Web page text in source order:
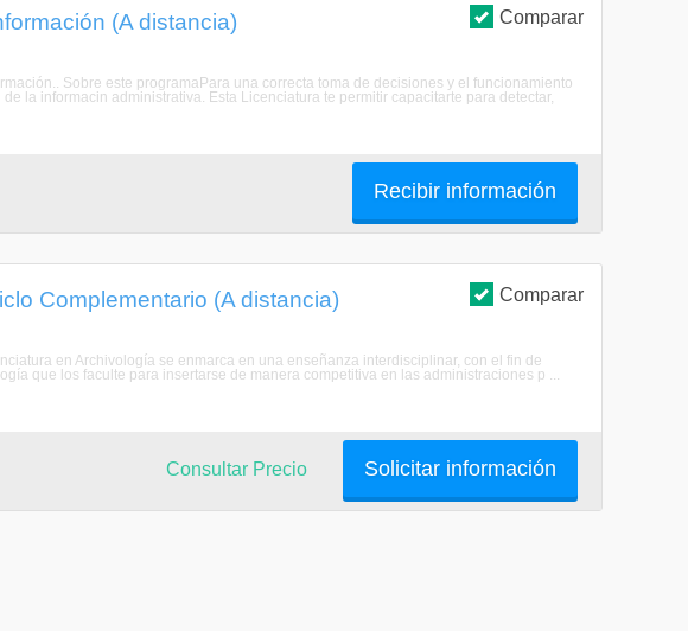
Comparar
(A distancia)
Sobre este programaPara una correcta toma de decisiones y el funcionamiento
la informacin administrativa. Esta Licenciatura te permitir capacitarte para detectar,
Recibir información
Comparar
Complementario (A distancia)
en Archivología se enmarca en una enseñanza interdisciplinar, con el fin de
que los faculte para insertarse de manera competitiva en las administraciones p ...
Solicitar información
Consultar Precio